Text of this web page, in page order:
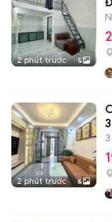
2 phút trước 5
2 phút trước 6